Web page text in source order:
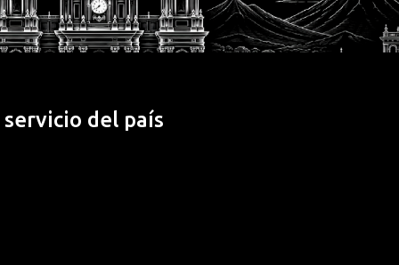
imágenes. Su potente sistema de cámaras no sólo
servicio del país